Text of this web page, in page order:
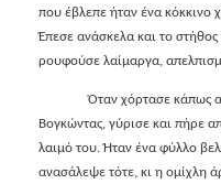
που έβλεπε ήταν ένα
Έπεσε ανάσκελα και το
ρουφούσε λαίμαργα,
Όταν χόρτασε κάπως
Βογκώντας, γύρισε και πήρε
λαιμό του. Ήταν ένα φύλλο
ανασάλεψε τότε, κι η ομίχλη